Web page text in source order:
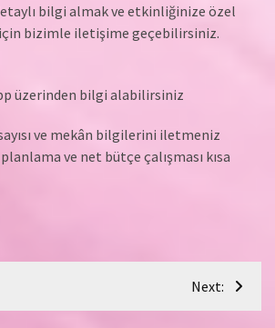
bilgi almak ve etkinliğinize özel
bizimle iletişime geçebilirsiniz.
üzerinden bilgi alabilirsiniz
ve mekân bilgilerini iletmeniz
ve net bütçe çalışması kısa
Next: